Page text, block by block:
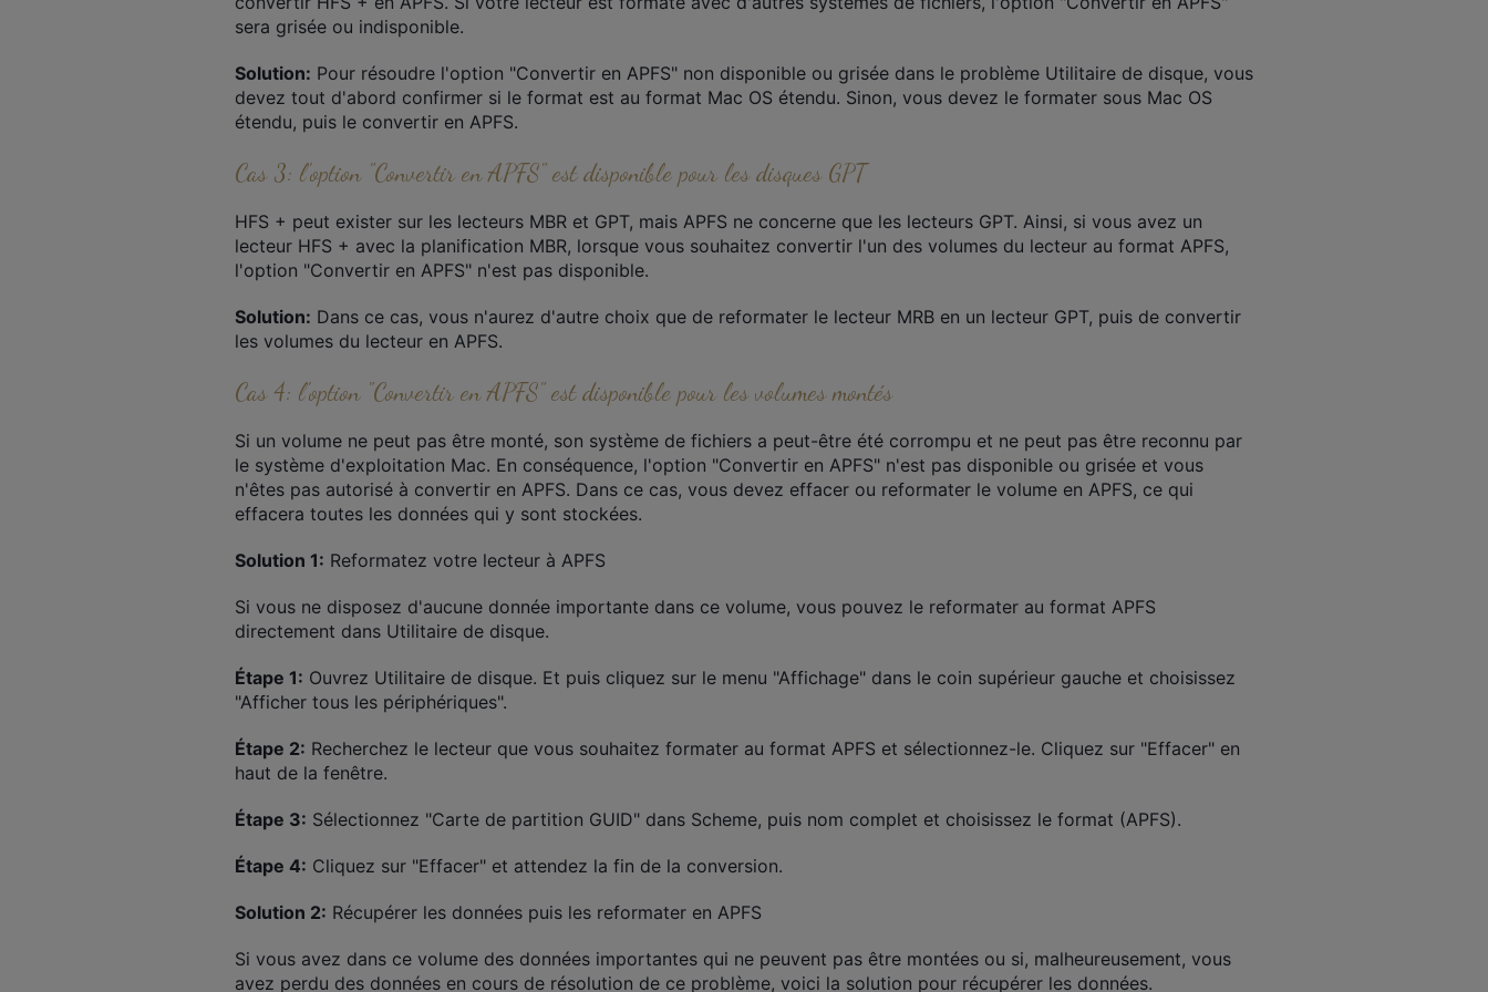
sera grisée ou indisponible.
Solution: Pour résoudre l'option "Convertir en APFS" non disponible ou grisée dans le problème Utilitaire de disque, vous
devez tout d'abord confirmer si le format est au format Mac OS étendu. Sinon, vous devez le formater sous Mac OS
étendu, puis le convertir en APFS.
Cas 3: l'option "Convertir en APFS" est disponible pour les disques GPT
HFS + peut exister sur les lecteurs MBR et GPT, mais APFS ne concerne que les lecteurs GPT. Ainsi, si vous avez un
lecteur HFS + avec la planification MBR, lorsque vous souhaitez convertir l'un des volumes du lecteur au format APFS,
l'option "Convertir en APFS" n'est pas disponible.
Solution: Dans ce cas, vous n'aurez d'autre choix que de reformater le lecteur MRB en un lecteur GPT, puis de convertir
les volumes du lecteur en APFS.
Cas 4: l'option "Convertir en APFS" est disponible pour les volumes montés
Si un volume ne peut pas être monté, son système de fichiers a peut-être été corrompu et ne peut pas être reconnu par
le système d'exploitation Mac. En conséquence, l'option "Convertir en APFS" n'est pas disponible ou grisée et vous
n'êtes pas autorisé à convertir en APFS. Dans ce cas, vous devez effacer ou reformater le volume en APFS, ce qui
effacera toutes les données qui y sont stockées.
Solution 1: Reformatez votre lecteur à APFS
Si vous ne disposez d'aucune donnée importante dans ce volume, vous pouvez le reformater au format APFS
directement dans Utilitaire de disque.
Étape 1: Ouvrez Utilitaire de disque. Et puis cliquez sur le menu "Affichage" dans le coin supérieur gauche et choisissez
"Afficher tous les périphériques".
Étape 2: Recherchez le lecteur que vous souhaitez formater au format APFS et sélectionnez-le. Cliquez sur "Effacer" en
haut de la fenêtre.
Étape 3: Sélectionnez "Carte de partition GUID" dans Scheme, puis nom complet et choisissez le format (APFS).
Étape 4: Cliquez sur "Effacer" et attendez la fin de la conversion.
Solution 2: Récupérer les données puis les reformater en APFS
Si vous avez dans ce volume des données importantes qui ne peuvent pas être montées ou si, malheureusement, vous
avez perdu des données en cours de résolution de ce problème, voici la solution pour récupérer les données.